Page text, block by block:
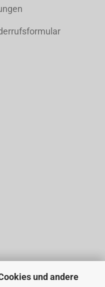
und andere